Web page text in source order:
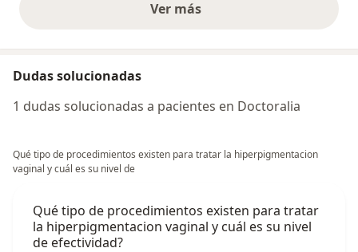
Ver másopiniones anteriores
Dudas solucionadas
1 dudas solucionadas a pacientes en Doctoralia
Qué tipo de procedimientos existen para tratar la hiperpigmentacion
vaginal y cuál es su nivel de
Qué tipo de procedimientos existen para tratar
la hiperpigmentacion vaginal y cuál es su nivel
de efectividad?